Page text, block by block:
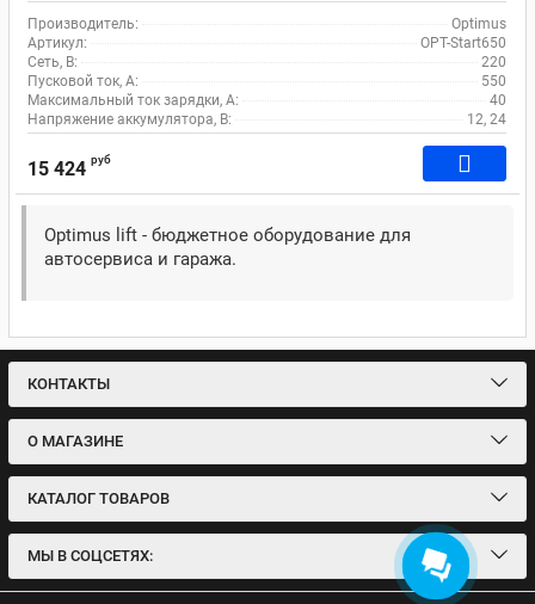
Производитель:
Optimus
Артикул:
OPT-Start650
Сеть, В:
220
Пусковой ток, A:
550
Максимальный ток зарядки, А:
40
Напряжение аккумулятора, В:
12, 24
15 424 руб
Optimus lift - бюджетное оборудование для
автосервиса и гаража.
КОНТАКТЫ
О МАГАЗИНЕ
КАТАЛОГ ТОВАРОВ
МЫ В СОЦСЕТЯХ: